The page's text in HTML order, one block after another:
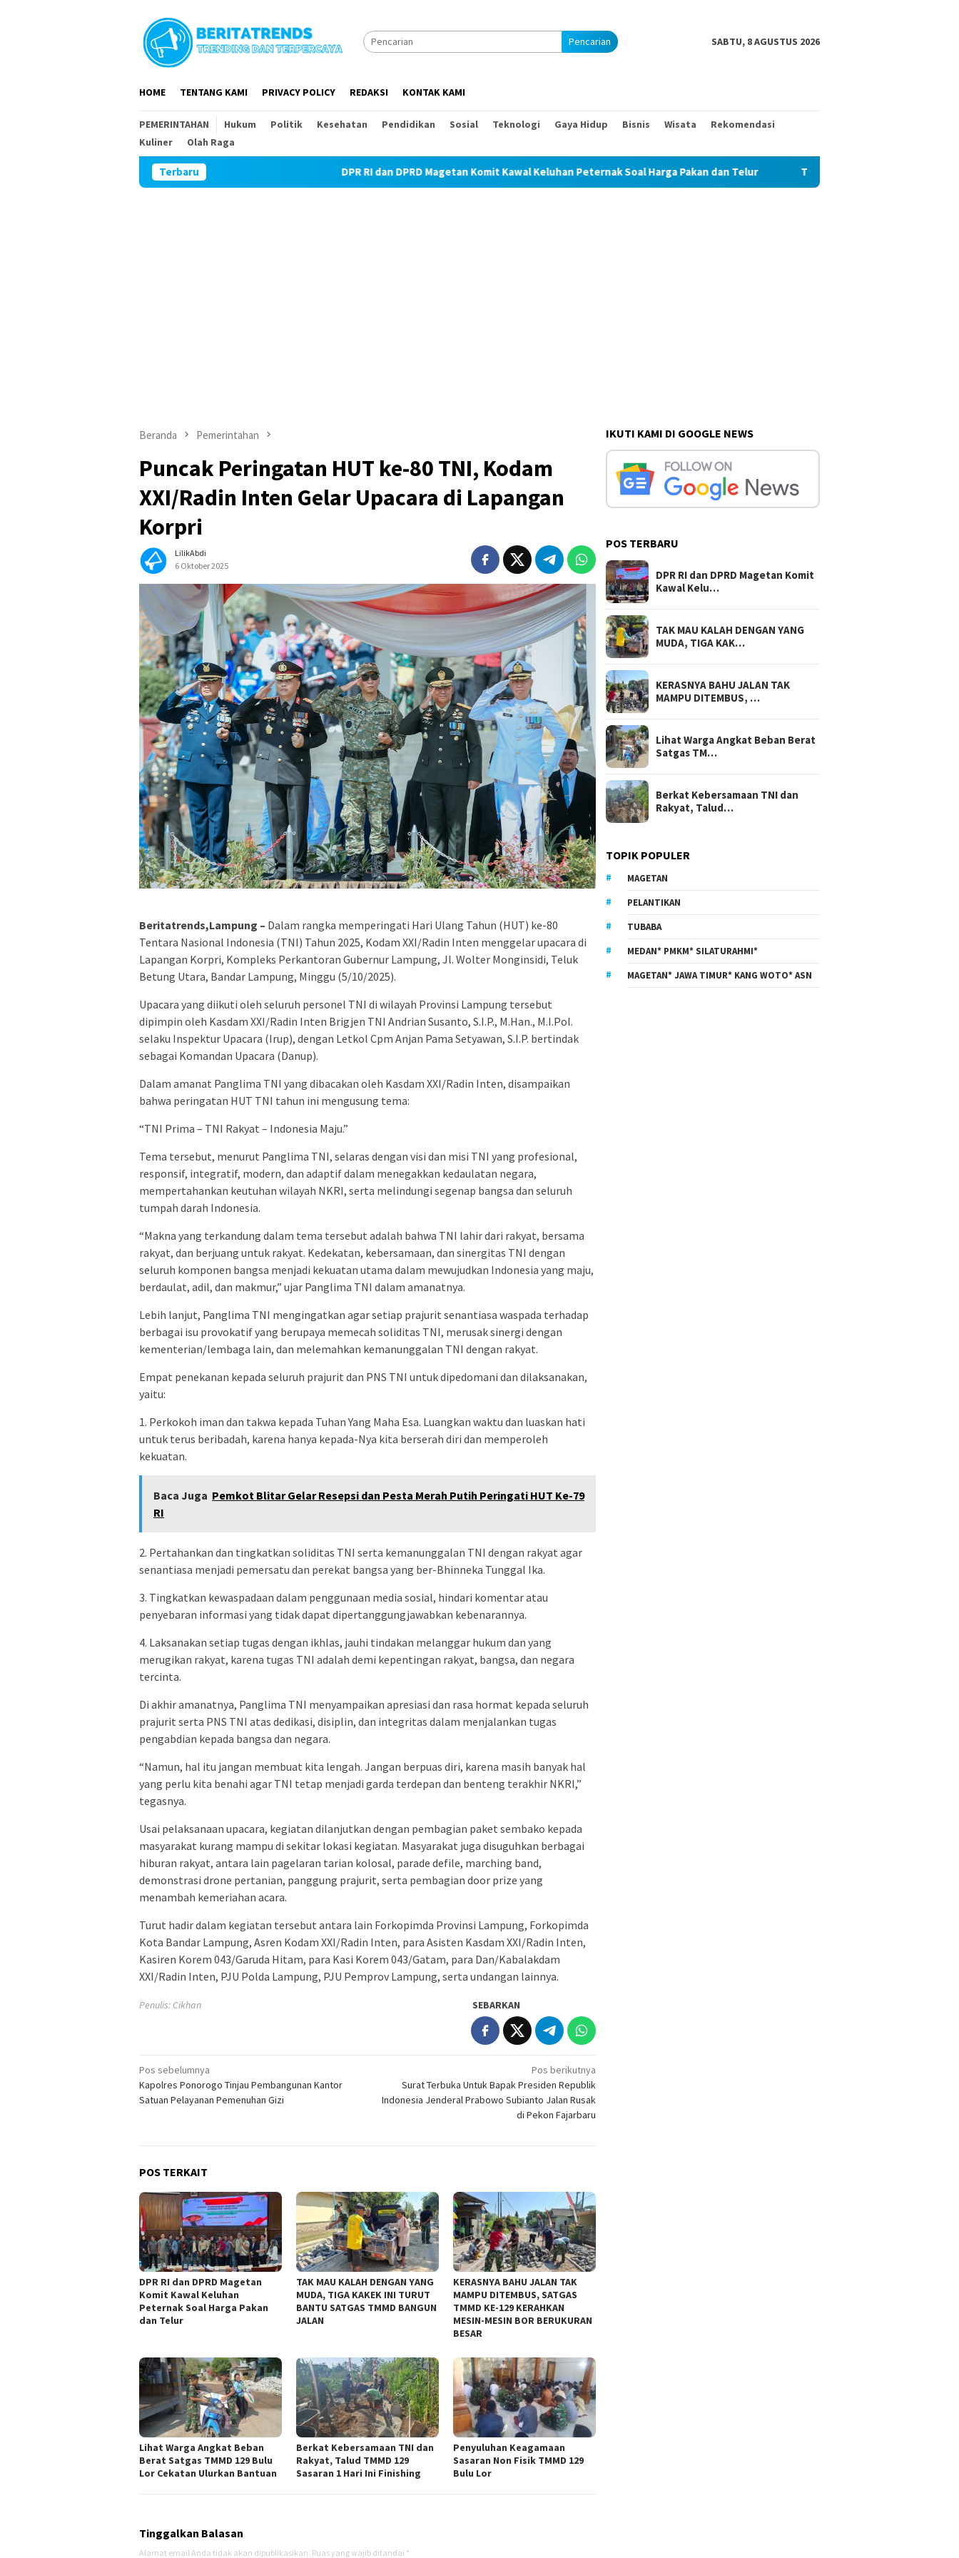
Pencarian SABTU, 8 AGUSTUS 2026
HOME TENTANG KAMI PRIVACY POLICY REDAKSI KONTAK KAMI
PEMERINTAHAN Hukum Politik Kesehatan Pendidikan Sosial Teknologi Gaya Hidup Bisnis Wisata
Rekomendasi
Kuliner
Olah Raga
Terbaru DPR RI dan DPRD Magetan Komit Kawal Keluhan Peternak Soal Harga Pakan dan Telur TAK MAU KALAH DENGAN YANG MUDA, TIGA
Beranda Pemerintahan
Puncak Peringatan HUT ke-80 TNI, Kodam
XXI/Radin Inten Gelar Upacara di Lapangan
Korpri
LilikAbdi
6 Oktober 2025
Beritatrends,Lampung – Dalam rangka memperingati Hari Ulang Tahun (HUT) ke-80
Tentara Nasional Indonesia (TNI) Tahun 2025, Kodam XXI/Radin Inten menggelar upacara di
Lapangan Korpri, Kompleks Perkantoran Gubernur Lampung, Jl. Wolter Monginsidi, Teluk
Betung Utara, Bandar Lampung, Minggu (5/10/2025).
Upacara yang diikuti oleh seluruh personel TNI di wilayah Provinsi Lampung tersebut
dipimpin oleh Kasdam XXI/Radin Inten Brigjen TNI Andrian Susanto, S.I.P., M.Han., M.I.Pol.
selaku Inspektur Upacara (Irup), dengan Letkol Cpm Anjan Pama Setyawan, S.I.P. bertindak
sebagai Komandan Upacara (Danup).
Dalam amanat Panglima TNI yang dibacakan oleh Kasdam XXI/Radin Inten, disampaikan
bahwa peringatan HUT TNI tahun ini mengusung tema:
“TNI Prima – TNI Rakyat – Indonesia Maju.”
Tema tersebut, menurut Panglima TNI, selaras dengan visi dan misi TNI yang profesional,
responsif, integratif, modern, dan adaptif dalam menegakkan kedaulatan negara,
mempertahankan keutuhan wilayah NKRI, serta melindungi segenap bangsa dan seluruh
tumpah darah Indonesia.
“Makna yang terkandung dalam tema tersebut adalah bahwa TNI lahir dari rakyat, bersama
rakyat, dan berjuang untuk rakyat. Kedekatan, kebersamaan, dan sinergitas TNI dengan
seluruh komponen bangsa menjadi kekuatan utama dalam mewujudkan Indonesia yang maju,
berdaulat, adil, dan makmur,” ujar Panglima TNI dalam amanatnya.
Lebih lanjut, Panglima TNI mengingatkan agar setiap prajurit senantiasa waspada terhadap
berbagai isu provokatif yang berupaya memecah soliditas TNI, merusak sinergi dengan
kementerian/lembaga lain, dan melemahkan kemanunggalan TNI dengan rakyat.
Empat penekanan kepada seluruh prajurit dan PNS TNI untuk dipedomani dan dilaksanakan,
yaitu:
1. Perkokoh iman dan takwa kepada Tuhan Yang Maha Esa. Luangkan waktu dan luaskan hati
untuk terus beribadah, karena hanya kepada-Nya kita berserah diri dan memperoleh
kekuatan.
Baca Juga Pemkot Blitar Gelar Resepsi dan Pesta Merah Putih Peringati HUT Ke-79
RI
2. Pertahankan dan tingkatkan soliditas TNI serta kemanunggalan TNI dengan rakyat agar
senantiasa menjadi pemersatu dan perekat bangsa yang ber-Bhinneka Tunggal Ika.
3. Tingkatkan kewaspadaan dalam penggunaan media sosial, hindari komentar atau
penyebaran informasi yang tidak dapat dipertanggungjawabkan kebenarannya.
4. Laksanakan setiap tugas dengan ikhlas, jauhi tindakan melanggar hukum dan yang
merugikan rakyat, karena tugas TNI adalah demi kepentingan rakyat, bangsa, dan negara
tercinta.
Di akhir amanatnya, Panglima TNI menyampaikan apresiasi dan rasa hormat kepada seluruh
prajurit serta PNS TNI atas dedikasi, disiplin, dan integritas dalam menjalankan tugas
pengabdian kepada bangsa dan negara.
“Namun, hal itu jangan membuat kita lengah. Jangan berpuas diri, karena masih banyak hal
yang perlu kita benahi agar TNI tetap menjadi garda terdepan dan benteng terakhir NKRI,”
tegasnya.
Usai pelaksanaan upacara, kegiatan dilanjutkan dengan pembagian paket sembako kepada
masyarakat kurang mampu di sekitar lokasi kegiatan. Masyarakat juga disuguhkan berbagai
hiburan rakyat, antara lain pagelaran tarian kolosal, parade defile, marching band,
demonstrasi drone pertanian, panggung prajurit, serta pembagian door prize yang
menambah kemeriahan acara.
Turut hadir dalam kegiatan tersebut antara lain Forkopimda Provinsi Lampung, Forkopimda
Kota Bandar Lampung, Asren Kodam XXI/Radin Inten, para Asisten Kasdam XXI/Radin Inten,
Kasiren Korem 043/Garuda Hitam, para Kasi Korem 043/Gatam, para Dan/Kabalakdam
XXI/Radin Inten, PJU Polda Lampung, PJU Pemprov Lampung, serta undangan lainnya.
Penulis: Cikhan SEBARKAN
Navigasi
pos
Pos sebelumnya
Kapolres Ponorogo Tinjau Pembangunan Kantor
Satuan Pelayanan Pemenuhan Gizi
Pos berikutnya
Surat Terbuka Untuk Bapak Presiden Republik
Indonesia Jenderal Prabowo Subianto Jalan Rusak
di Pekon Fajarbaru
POS TERKAIT
DPR RI dan DPRD Magetan
Komit Kawal Keluhan
Peternak Soal Harga Pakan
dan Telur
TAK MAU KALAH DENGAN YANG
MUDA, TIGA KAKEK INI TURUT
BANTU SATGAS TMMD BANGUN
JALAN
KERASNYA BAHU JALAN TAK
MAMPU DITEMBUS, SATGAS
TMMD KE-129 KERAHKAN
MESIN-MESIN BOR BERUKURAN
BESAR
Lihat Warga Angkat Beban
Berat Satgas TMMD 129 Bulu
Lor Cekatan Ulurkan Bantuan
Berkat Kebersamaan TNI dan
Rakyat, Talud TMMD 129
Sasaran 1 Hari Ini Finishing
Penyuluhan Keagamaan
Sasaran Non Fisik TMMD 129
Bulu Lor
Tinggalkan Balasan
Alamat email Anda tidak akan dipublikasikan. Ruas yang wajib ditandai *
IKUTI KAMI DI GOOGLE NEWS
POS TERBARU
DPR RI dan DPRD Magetan Komit
Kawal Kelu…
TAK MAU KALAH DENGAN YANG
MUDA, TIGA KAK…
KERASNYA BAHU JALAN TAK
MAMPU DITEMBUS, …
Lihat Warga Angkat Beban Berat
Satgas TM…
Berkat Kebersamaan TNI dan
Rakyat, Talud…
TOPIK POPULER
MAGETAN
PELANTIKAN
TUBABA
MEDAN* PMKM* SILATURAHMI*
MAGETAN* JAWA TIMUR* KANG WOTO* ASN